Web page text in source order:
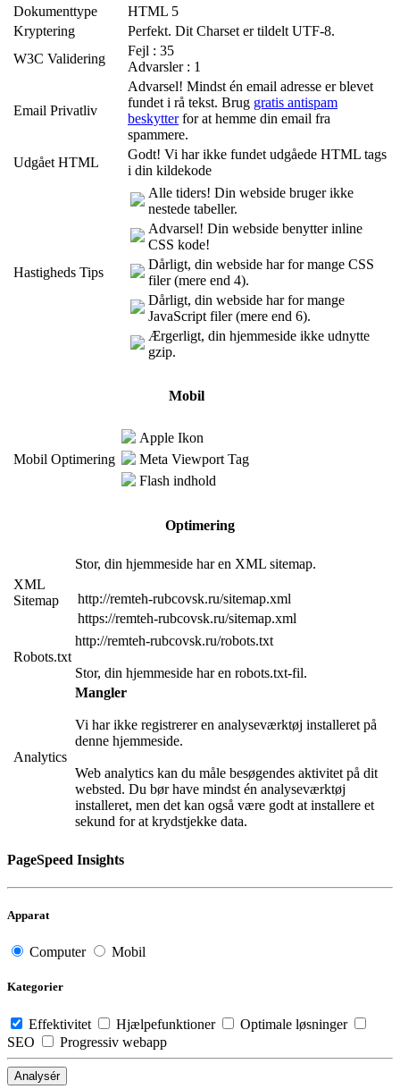
Dokumenttype
HTML 5
Kryptering
Perfekt. Dit Charset er tildelt UTF-8.
W3C Validering
Fejl : 35
Advarsler : 1
Email Privatliv
Advarsel! Mindst én email adresse er blevet
fundet i rå tekst. Brug gratis antispam
beskytterfor at hemme din email fra
spammere.
Udgået HTML
Godt! Vi har ikke fundet udgåede HTML tags
i din kildekode
Hastigheds Tips
Alle tiders! Din webside bruger ikke
nestede tabeller.
Advarsel! Din webside benytter inline
CSS kode!
Dårligt, din webside har for mange CSS
filer (mere end 4).
Dårligt, din webside har for mange
JavaScript filer (mere end 6).
Ærgerligt, din hjemmeside ikke udnytte
gzip.
Mobil
Mobil Optimering
Apple Ikon
Meta Viewport Tag
Flash indhold
Optimering
XML
Sitemap
Stor, din hjemmeside har en XML sitemap.
http://remteh-rubcovsk.ru/sitemap.xml
https://remteh-rubcovsk.ru/sitemap.xml
Robots.txt
http://remteh-rubcovsk.ru/robots.txt
Stor, din hjemmeside har en robots.txt-fil.
Analytics
Mangler
Vi har ikke registrerer en analyseværktøj installeret på
denne hjemmeside.
Web analytics kan du måle besøgendes aktivitet på dit
websted. Du bør have mindst én analyseværktøj
installeret, men det kan også være godt at installere et
sekund for at krydstjekke data.
PageSpeed Insights
Apparat
Computer Mobil
Kategorier
Effektivitet Hjælpefunktioner
Optimale løsninger
SEO
Progressiv webapp
Analysér